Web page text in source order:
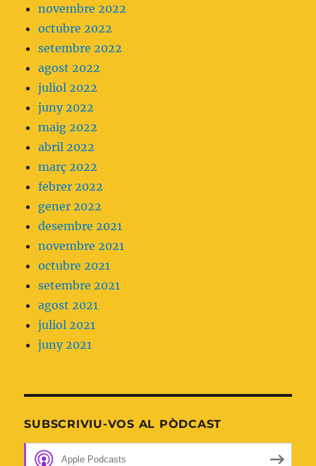
novembre 2022
octubre 2022
setembre 2022
agost 2022
juliol 2022
juny 2022
maig 2022
abril 2022
març 2022
febrer 2022
gener 2022
desembre 2021
novembre 2021
octubre 2021
setembre 2021
agost 2021
juliol 2021
juny 2021
SUBSCRIVIU-VOS AL PÒDCAST
Apple Podcasts